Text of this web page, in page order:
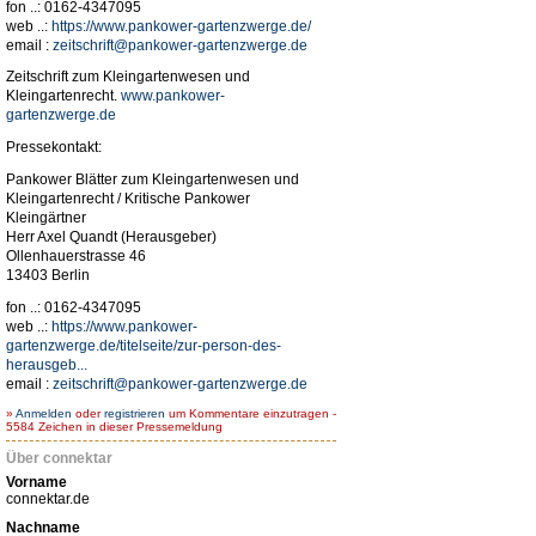
fon ..: 0162-4347095
web ..: https://www.pankower-gartenzwerge.de/
email : zeitschrift@pankower-gartenzwerge.de
Zeitschrift zum Kleingartenwesen und
Kleingartenrecht. www.pankower-
gartenzwerge.de
Pressekontakt:
Pankower Blätter zum Kleingartenwesen und
Kleingartenrecht / Kritische Pankower
Kleingärtner
Herr Axel Quandt (Herausgeber)
Ollenhauerstrasse 46
13403 Berlin
fon ..: 0162-4347095
web ..: https://www.pankower-
gartenzwerge.de/titelseite/zur-person-des-
herausgeb...
email : zeitschrift@pankower-gartenzwerge.de
» Anmelden oderregistrieren um Kommentare einzutragen -
5584 Zeichen in dieser Pressemeldung
Über connektar
Vorname
connektar.de
Nachname